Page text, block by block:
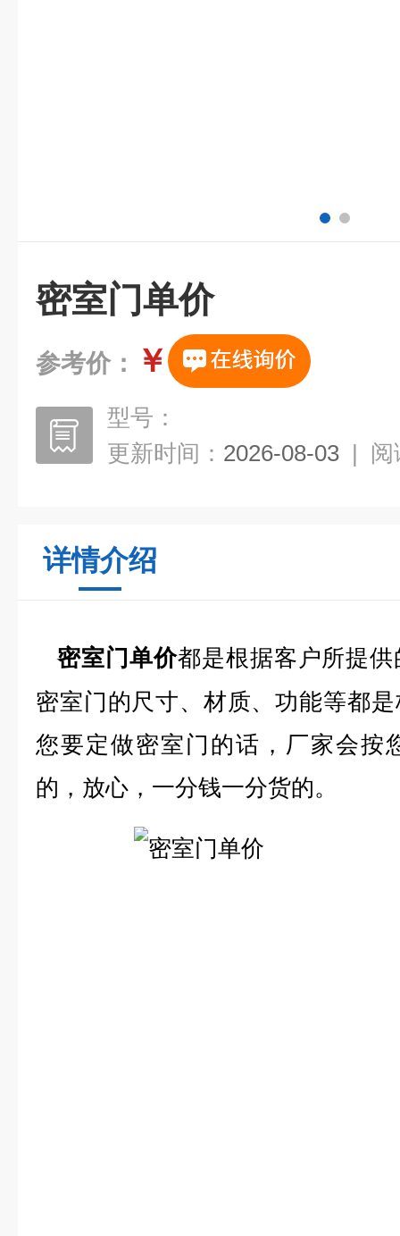
密室门单价
参考价： ￥
型号：
更新时间： 2026-08-03 | 阅
详情介绍
密室门单价都是根据客户所提
密室门的尺寸、材质、功能等都
您要定做密室门的话，厂家会按
的，放心，一分钱一分货的。